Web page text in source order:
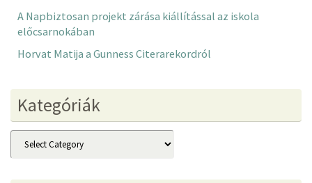
A Napbiztosan projekt zárása kiállítással az iskola
előcsarnokában
Horvat Matija a Gunness Citerarekordról
Kategóriák
Kategóriák